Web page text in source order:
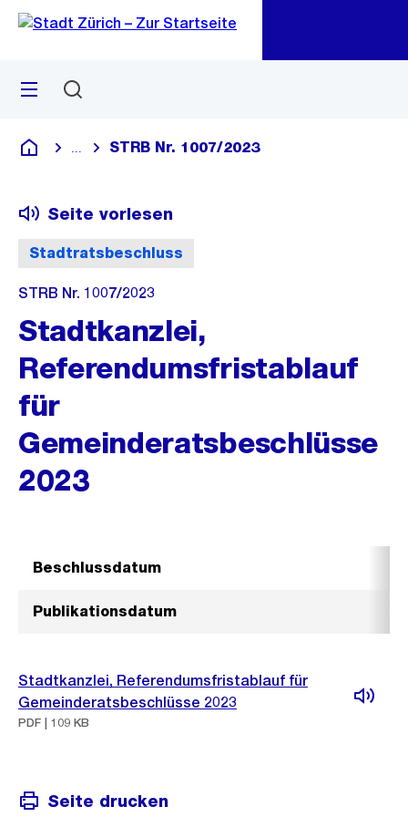
Navigation
Sprunglink
Menü
Deutsch
Blende alle Breadcrumbs ein
STRB Nr. 1007/2023
Stadtratsbeschluss
Seite vorlesen
STRB Nr. 1007/2023
Stadtkanzlei,
Referendumsfristablauf
für
Gemeinderatsbeschlüsse
2023
Beschlussdatum
Publikationsdatum
Stadtkanzlei, Referendumsfristablauf für
Gemeinderatsbeschlüsse 2023
PDF | 109 KB
Seite drucken